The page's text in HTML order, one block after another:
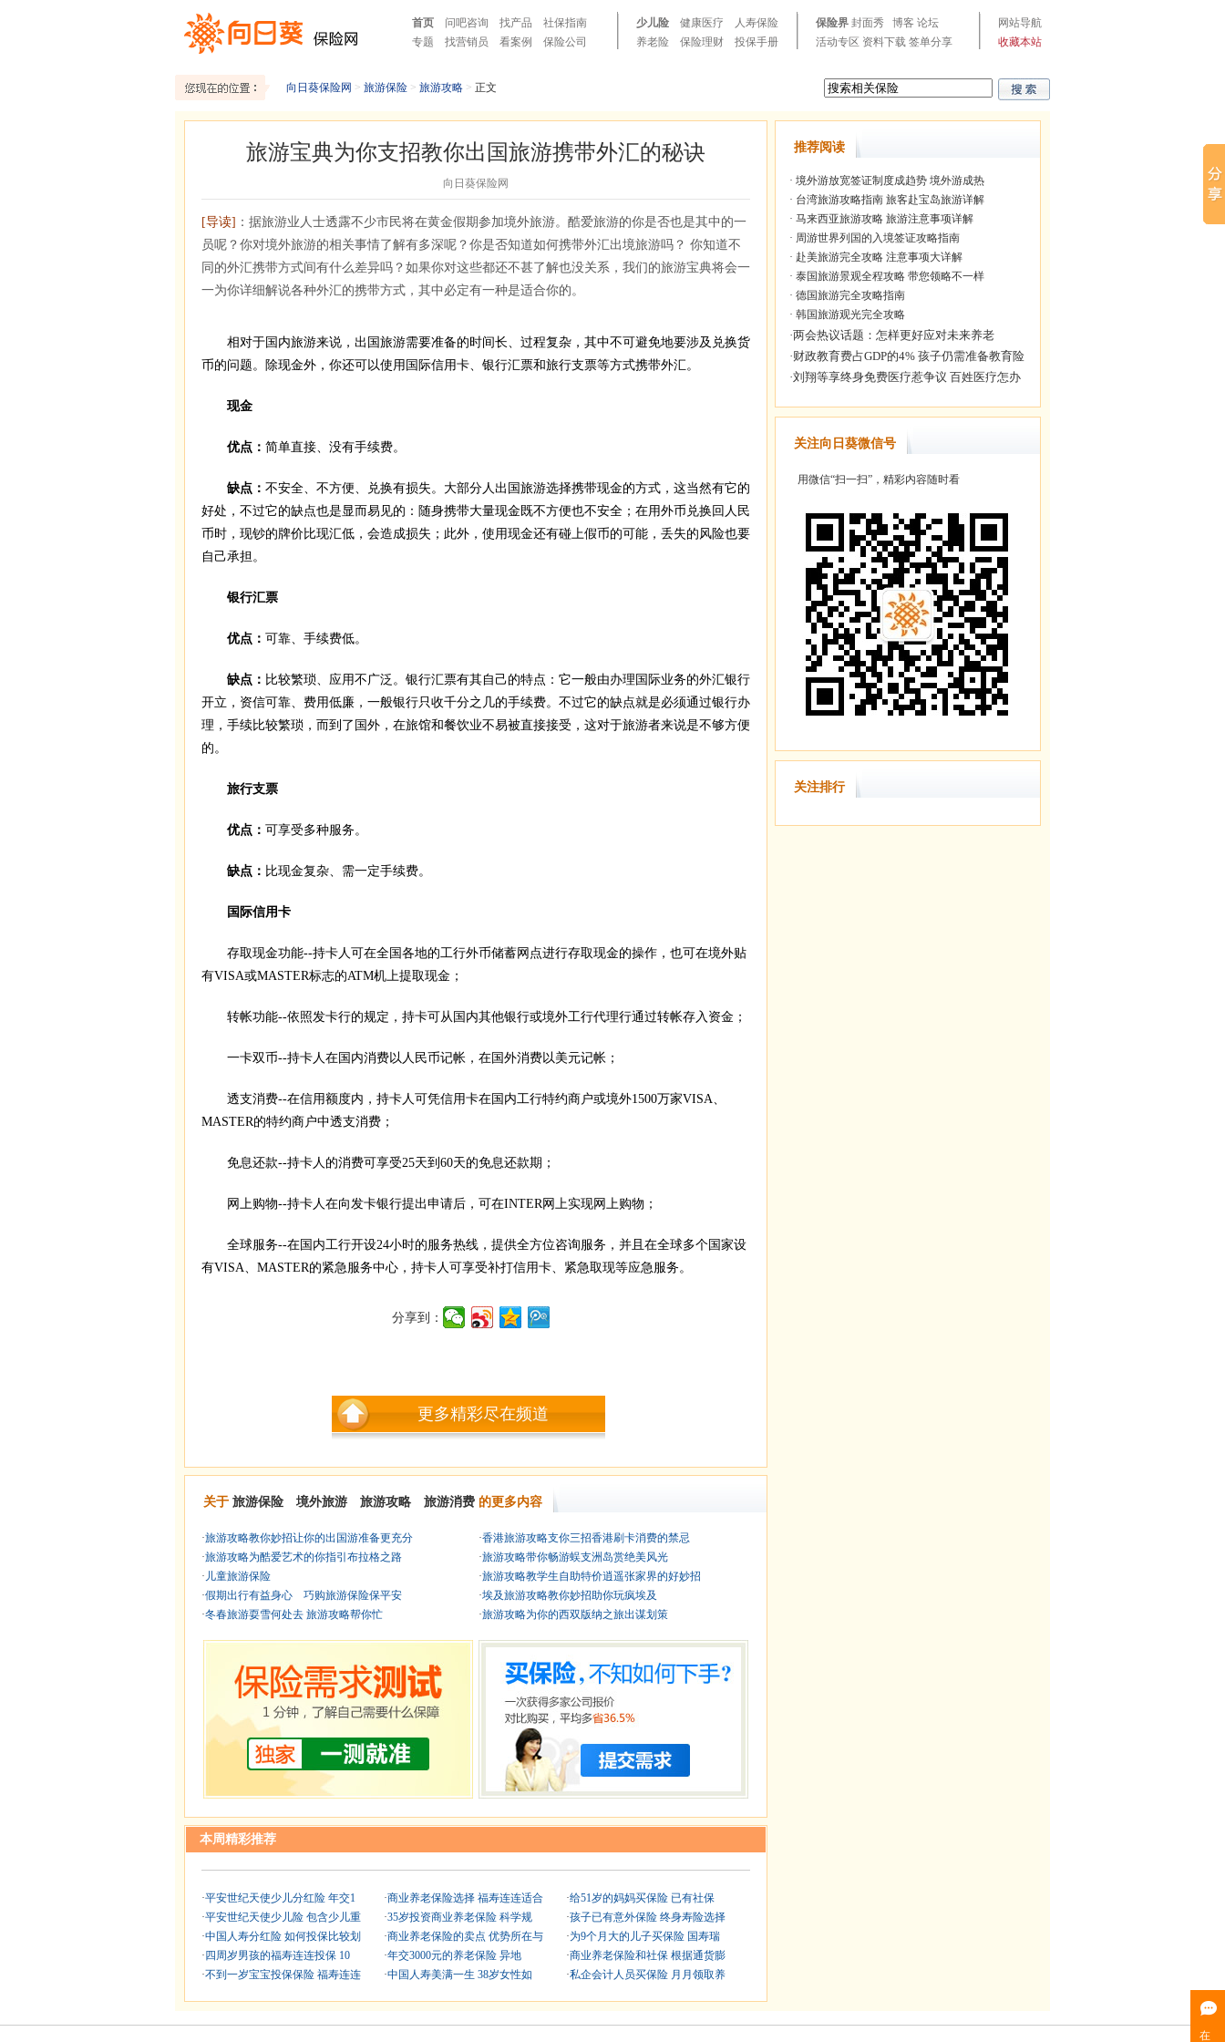
首页 问吧咨询 找产品
社保指南
专题
找营销员 看案例 保险公司
少儿险 健康医疗
人寿保险
养老险
保险理财 投保手册
保险界 封面秀 博客 论坛
活动专区 资料下载 签单分享
网站导航
收藏本站
向日葵保险网 > 旅游保险 > 旅游攻略 > 正文
旅游宝典为你支招教你出国旅游携带外汇的秘诀
向日葵保险网
[导读] ：据旅游业人士透露不少市民将在黄金假期参加境外旅游。酷爱旅游的你是否也是其中的一
员呢？你对境外旅游的相关事情了解有多深呢？你是否知道如何携带外汇出境旅游吗？ 你知道不
同的外汇携带方式间有什么差异吗？如果你对这些都还不甚了解也没关系，我们的旅游宝典将会一
一为你详细解说各种外汇的携带方式，其中必定有一种是适合你的。
相对于国内旅游来说，出国旅游需要准备的时间长、过程复杂，其中不可避免地要涉及兑换货
币的问题。除现金外，你还可以使用国际信用卡、银行汇票和旅行支票等方式携带外汇。
现金
优点： 简单直接、没有手续费。
缺点： 不安全、不方便、兑换有损失。大部分人出国旅游选择携带现金的方式，这当然有它的
好处，不过它的缺点也是显而易见的：随身携带大量现金既不方便也不安全；在用外币兑换回人民
币时，现钞的牌价比现汇低，会造成损失；此外，使用现金还有碰上假币的可能，丢失的风险也要
自己承担。
银行汇票
优点： 可靠、手续费低。
缺点： 比较繁琐、应用不广泛。银行汇票有其自己的特点：它一般由办理国际业务的外汇银行
开立，资信可靠、费用低廉，一般银行只收千分之几的手续费。不过它的缺点就是必须通过银行办
理，手续比较繁琐，而到了国外，在旅馆和餐饮业不易被直接接受，这对于旅游者来说是不够方便
的。
旅行支票
优点： 可享受多种服务。
缺点： 比现金复杂、需一定手续费。
国际信用卡
存取现金功能--持卡人可在全国各地的工行外币储蓄网点进行存取现金的操作，也可在境外贴
有VISA或MASTER标志的ATM机上提取现金；
转帐功能--依照发卡行的规定，持卡可从国内其他银行或境外工行代理行通过转帐存入资金；
一卡双币--持卡人在国内消费以人民币记帐，在国外消费以美元记帐；
透支消费--在信用额度内，持卡人可凭信用卡在国内工行特约商户或境外1500万家VISA、
MASTER的特约商户中透支消费；
免息还款--持卡人的消费可享受25天到60天的免息还款期；
网上购物--持卡人在向发卡银行提出申请后，可在INTER网上实现网上购物；
全球服务--在国内工行开设24小时的服务热线，提供全方位咨询服务，并且在全球多个国家设
有VISA、MASTER的紧急服务中心，持卡人可享受补打信用卡、紧急取现等应急服务。
分享到：
更多精彩尽在频道
关于 旅游保险 境外旅游 旅游攻略 旅游消费 的更多内容
·旅游攻略教你妙招让你的出国游准备更充分
·旅游攻略为酷爱艺术的你指引布拉格之路
· 儿童旅游保险
·假期出行有益身心 巧购旅游保险保平安
·冬春旅游耍雪何处去 旅游攻略帮你忙
·香港旅游攻略支你三招香港刷卡消费的禁忌
·旅游攻略带你畅游蜈支洲岛赏绝美风光
·旅游攻略教学生自助特价逍遥张家界的好妙招
·埃及旅游攻略教你妙招助你玩疯埃及
·旅游攻略为你的西双版纳之旅出谋划策
本周精彩推荐
·平安世纪天使少儿分红险 年交1
·平安世纪天使少儿险 包含少儿重
·中国人寿分红险 如何投保比较划
· 四周岁男孩的福寿连连投保 10
·不到一岁宝宝投保保险 福寿连连
·商业养老保险选择 福寿连连适合
·35岁投资商业养老保险 科学规
·商业养老保险的卖点 优势所在与
·年交3000元的养老保险 异地
·中国人寿美满一生 38岁女性如
·给51岁的妈妈买保险 已有社保
·孩子已有意外保险 终身寿险选择
·为9个月大的儿子买保险 国寿瑞
·商业养老保险和社保 根据通货膨
·私企会计人员买保险 月月领取养
推荐阅读
· 境外游放宽签证制度成趋势 境外游成热
· 台湾旅游攻略指南 旅客赴宝岛旅游详解
· 马来西亚旅游攻略 旅游注意事项详解
· 周游世界列国的入境签证攻略指南
· 赴美旅游完全攻略 注意事项大详解
· 泰国旅游景观全程攻略 带您领略不一样
· 德国旅游完全攻略指南
· 韩国旅游观光完全攻略
关注向日葵微信号
用微信“扫一扫”，精彩内容随时看
关注排行